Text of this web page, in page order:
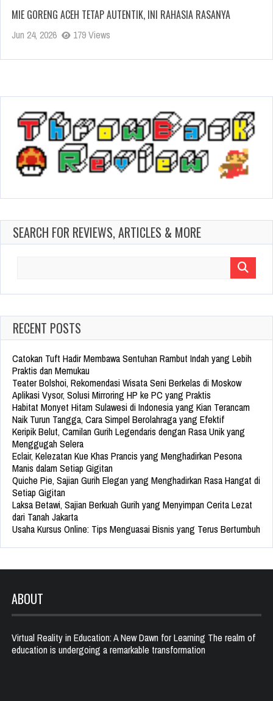
MIE GORENG ACEH TETAP AUTENTIK, INI RAHASIA RASANYA
Jun 24, 2026 179 Views
SEARCH FOR REVIEWS, ARTICLES & MORE
RECENT POSTS
Catokan Tuft Hadir Membawa Sentuhan Rambut Indah yang Lebih
Praktis dan Memukau
Teater Bolshoi, Rekomendasi Wisata Seni Berkelas di Moskow
Aplikasi Vysor, Solusi Mirroring HP ke PC yang Praktis
Habitat Monyet Hitam Sulawesi di Indonesia yang Kian Terancam
Naik Turun Tangga, Cara Simpel Berolahraga yang Efektif
Keripik Belut, Camilan Gurih Legendaris dengan Rasa Unik yang
Menggugah Selera
Eclair, Kelezatan Kue Khas Prancis yang Menghadirkan Pesona
Manis dalam Setiap Gigitan
Quiche Pie, Sajian Gurih Elegan yang Menghadirkan Rasa Hangat di
Setiap Gigitan
Laksa Betawi, Sajian Berkuah Gurih yang Menyimpan Cerita Lezat
dari Tanah Jakarta
Usaha Kursus Online: Tips Menguasai Bisnis yang Terus Bertumbuh
ABOUT
Virtual Reality in Education: A New Dawn for Learning The realm of
education is undergoing a remarkable transformation